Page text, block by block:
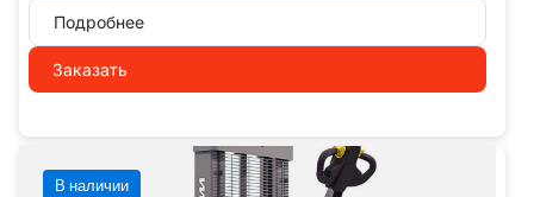
Подробнее
Заказать
В наличии